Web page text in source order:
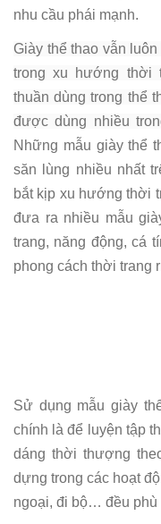
nhu cầu phái mạnh.
Giày thể thao vẫn
trong xu hướng thời
thuần dùng trong thể
được dùng nhiều
Những mẫu giày thể
săn lùng nhiều nhất
bắt kịp xu hướng thời
đưa ra nhiều mẫu
trang, năng động, cá
phong cách thời trang
Sử dụng mẫu giày
chính là để luyện tập
dáng thời thượng
dựng trong các hoạt
ngoại, đi bộ… đều phù